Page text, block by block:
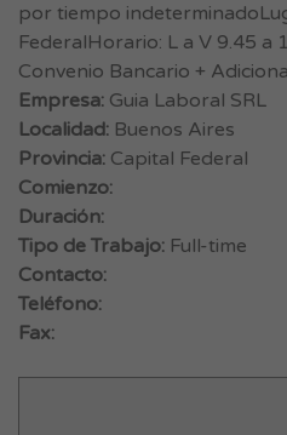
por tiempo
FederalHorario: L a V 9.45 a
Convenio Bancario +
Empresa: Guia Laboral SRL
Localidad: Buenos Aires
Provincia: Capital Federal
Comienzo:
Duración:
Tipo de Trabajo: Full-time
Contacto:
Teléfono:
Fax: